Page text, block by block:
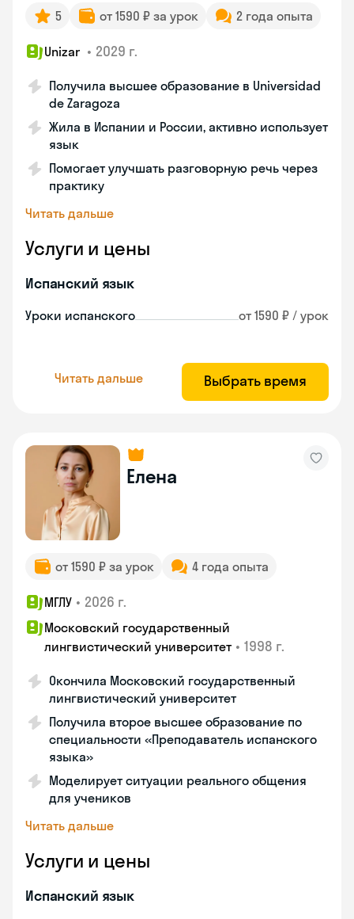
5 от 1590 ₽ за урок 2 года опыта
Unizar • 2029 г.
Получила высшее образование в Universidad
de Zaragoza
Жила в Испании и России, активно использует
язык
Помогает улучшать разговорную речь через
практику
Читать дальше
Услуги и цены
Испанский язык
Уроки испанского от 1590 ₽ / урок
Читать дальше Выбрать время
Елена
от 1590 ₽ за урок 4 года опыта
МГЛУ • 2026 г.
Московский государственный
лингвистический университет • 1998 г.
Окончила Московский государственный
лингвистический университет
Получила второе высшее образование по
специальности «Преподаватель испанского
языка»
Моделирует ситуации реального общения
для учеников
Читать дальше
Услуги и цены
Испанский язык